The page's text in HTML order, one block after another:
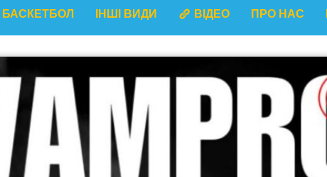
БАСКЕТБОЛ ІНШІ ВИДИ ВІДЕО ПРО НАС